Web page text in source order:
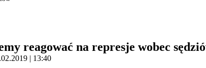
reagować na represje wobec
| 13:40